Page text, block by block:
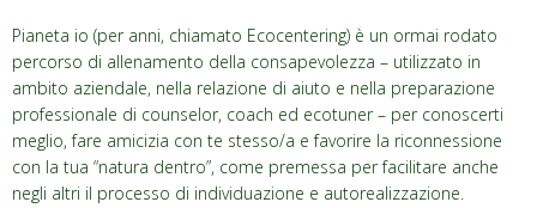
Pianeta io (per anni, chiamato Ecocentering) è un ormai rodato
percorso di allenamento della consapevolezza – utilizzato in
ambito aziendale, nella relazione di aiuto e nella preparazione
professionale di counselor, coach ed ecotuner – per conoscerti
meglio, fare amicizia con te stesso/a e favorire la riconnessione
con la tua “natura dentro”, come premessa per facilitare anche
negli altri il processo di individuazione e autorealizzazione.